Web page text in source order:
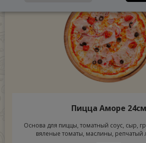
Пицца Аморе 24см
Основа для пиццы, томатный соус, сыр,
вяленые томаты, маслины, репчатый